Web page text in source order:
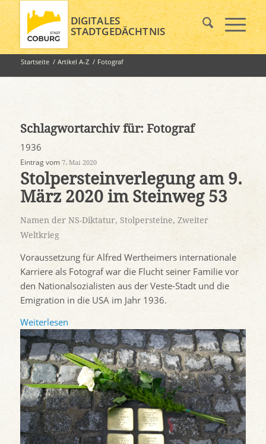
DIGITALES
STADTGEDÄCHTNIS
Startseite / Artikel A-Z / Fotograf
Schlagwortarchiv für: Fotograf
1936
Eintrag vom 7. Mai 2020
Stolpersteinverlegung am 9.
März 2020 im Steinweg 53
Namen der NS-Diktatur, Stolpersteine, Zweiter
Weltkrieg
Voraussetzung für Alfred Wertheimers internationale
Karriere als Fotograf war die Flucht seiner Familie vor
den Nationalsozialisten aus der Veste-Stadt und die
Emigration in die USA im Jahr 1936.
Weiterlesen